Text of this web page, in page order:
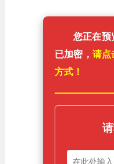
您正在预
已加密， 请点
方式！